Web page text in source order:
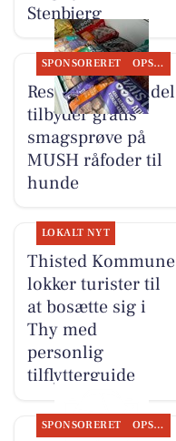
Stenbjerg
SPONSORERET OPSLAGSTAVLEN
Resen Landhandel
tilbyder gratis
smagsprøve på
MUSH råfoder til
hunde
LOKALT NYT
Thisted Kommune
lokker turister til
at bosætte sig i
Thy med
personlig
tilflytterguide
SPONSORERET OPSLAGSTAVLEN